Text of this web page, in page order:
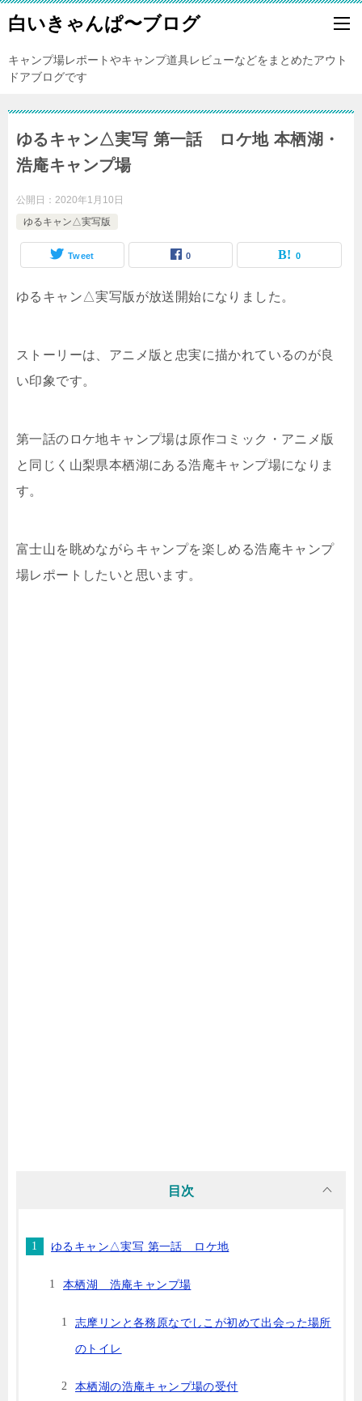
白いきゃんぱ〜ブログ
キャンプ場レポートやキャンプ道具レビューなどをまとめたアウト
ドアブログです
ゆるキャン△実写 第一話 ロケ地 本栖湖・
浩庵キャンプ場
公開日： 2020年1月10日
ゆるキャン△実写版
Tweet 0 0
ゆるキャン△実写版が放送開始になりました。
ストーリーは、アニメ版と忠実に描かれているのが良
い印象です。
第一話のロケ地キャンプ場は原作コミック・アニメ版
と同じく山梨県本栖湖にある浩庵キャンプ場になりま
す。
富士山を眺めながらキャンプを楽しめる浩庵キャンプ
場レポートしたいと思います。
目次
ゆるキャン△実写 第一話 ロケ地
本栖湖 浩庵キャンプ場
志摩リンと各務原なでしこが初めて出会った場所
のトイレ
本栖湖の浩庵キャンプ場の受付